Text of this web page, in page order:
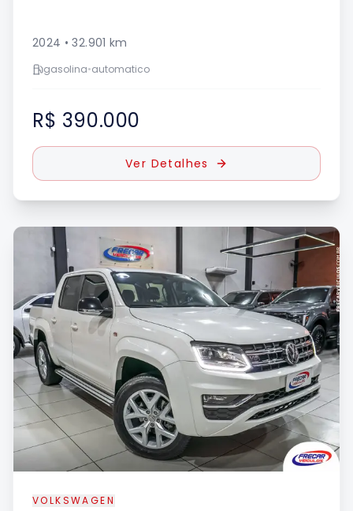
2024 •32.901 km
gasolina•automatico
R$ 390.000
Ver Detalhes
VOLKSWAGEN